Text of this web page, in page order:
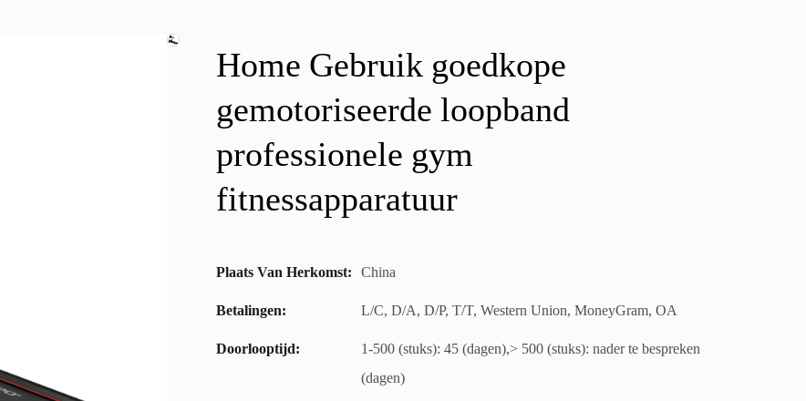
Home Gebruik goedkope
gemotoriseerde loopband
professionele gym
fitnessapparatuur
Plaats Van Herkomst: China
Betalingen: L/C, D/A, D/P, T/T, Western Union, MoneyGram, OA
Doorlooptijd:
1-500 (stuks): 45 (dagen),> 500 (stuks): nader te bespreken
(dagen)